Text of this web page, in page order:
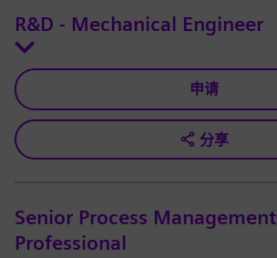
R&D - Mechanical Engineer
申请
分享
Senior Process Management
Professional